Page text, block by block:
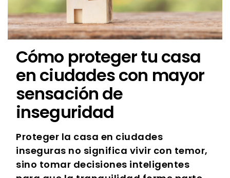
Cómo proteger tu casa
en ciudades con mayor
sensación de
inseguridad
Proteger la casa en ciudades
inseguras no significa vivir con temor,
sino tomar decisiones inteligentes